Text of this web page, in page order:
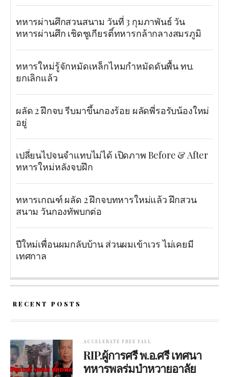
ทหารผ่านศึกสวนสนาม วันที่ 3 กุมภาพันธ์ วัน
ทหารผ่านศึก เชิดชูเกียรติ์ทหารกล้ากลางสมรภูมิ
ทหารใหม่รู้จักหมัดเหล็กไหมกำหมัดดันพื้น ทบ.
ยกเลิกแล้ว
ผลัด 2 ฝึกจบ รีบมาขึ้นกองร้อย ผลัดพี่รอรับน้องใหม่
อยู่
เปลี่ยนไปจนจำแทบไม่ได้ เปิดภาพ Before & After
ทหารใหม่หลังจบฝึก
ทหารเกณฑ์ ผลัด 2 ฝึกจบทหารใหม่แล้ว ฝึกสวน
สนาม วันกองทัพบกต่อ
ปีใหม่เพื่อนผมกลับบ้าน ส่วนผมเข้าเวร ไม่เคยมี
เทศกาล
RECENT POSTS
ACCELERATE FREE FALL
RIP.ผู้การศรี พ.อ.ศรี เทศนา
ทหารพลร่มป่าหวายอาลัย